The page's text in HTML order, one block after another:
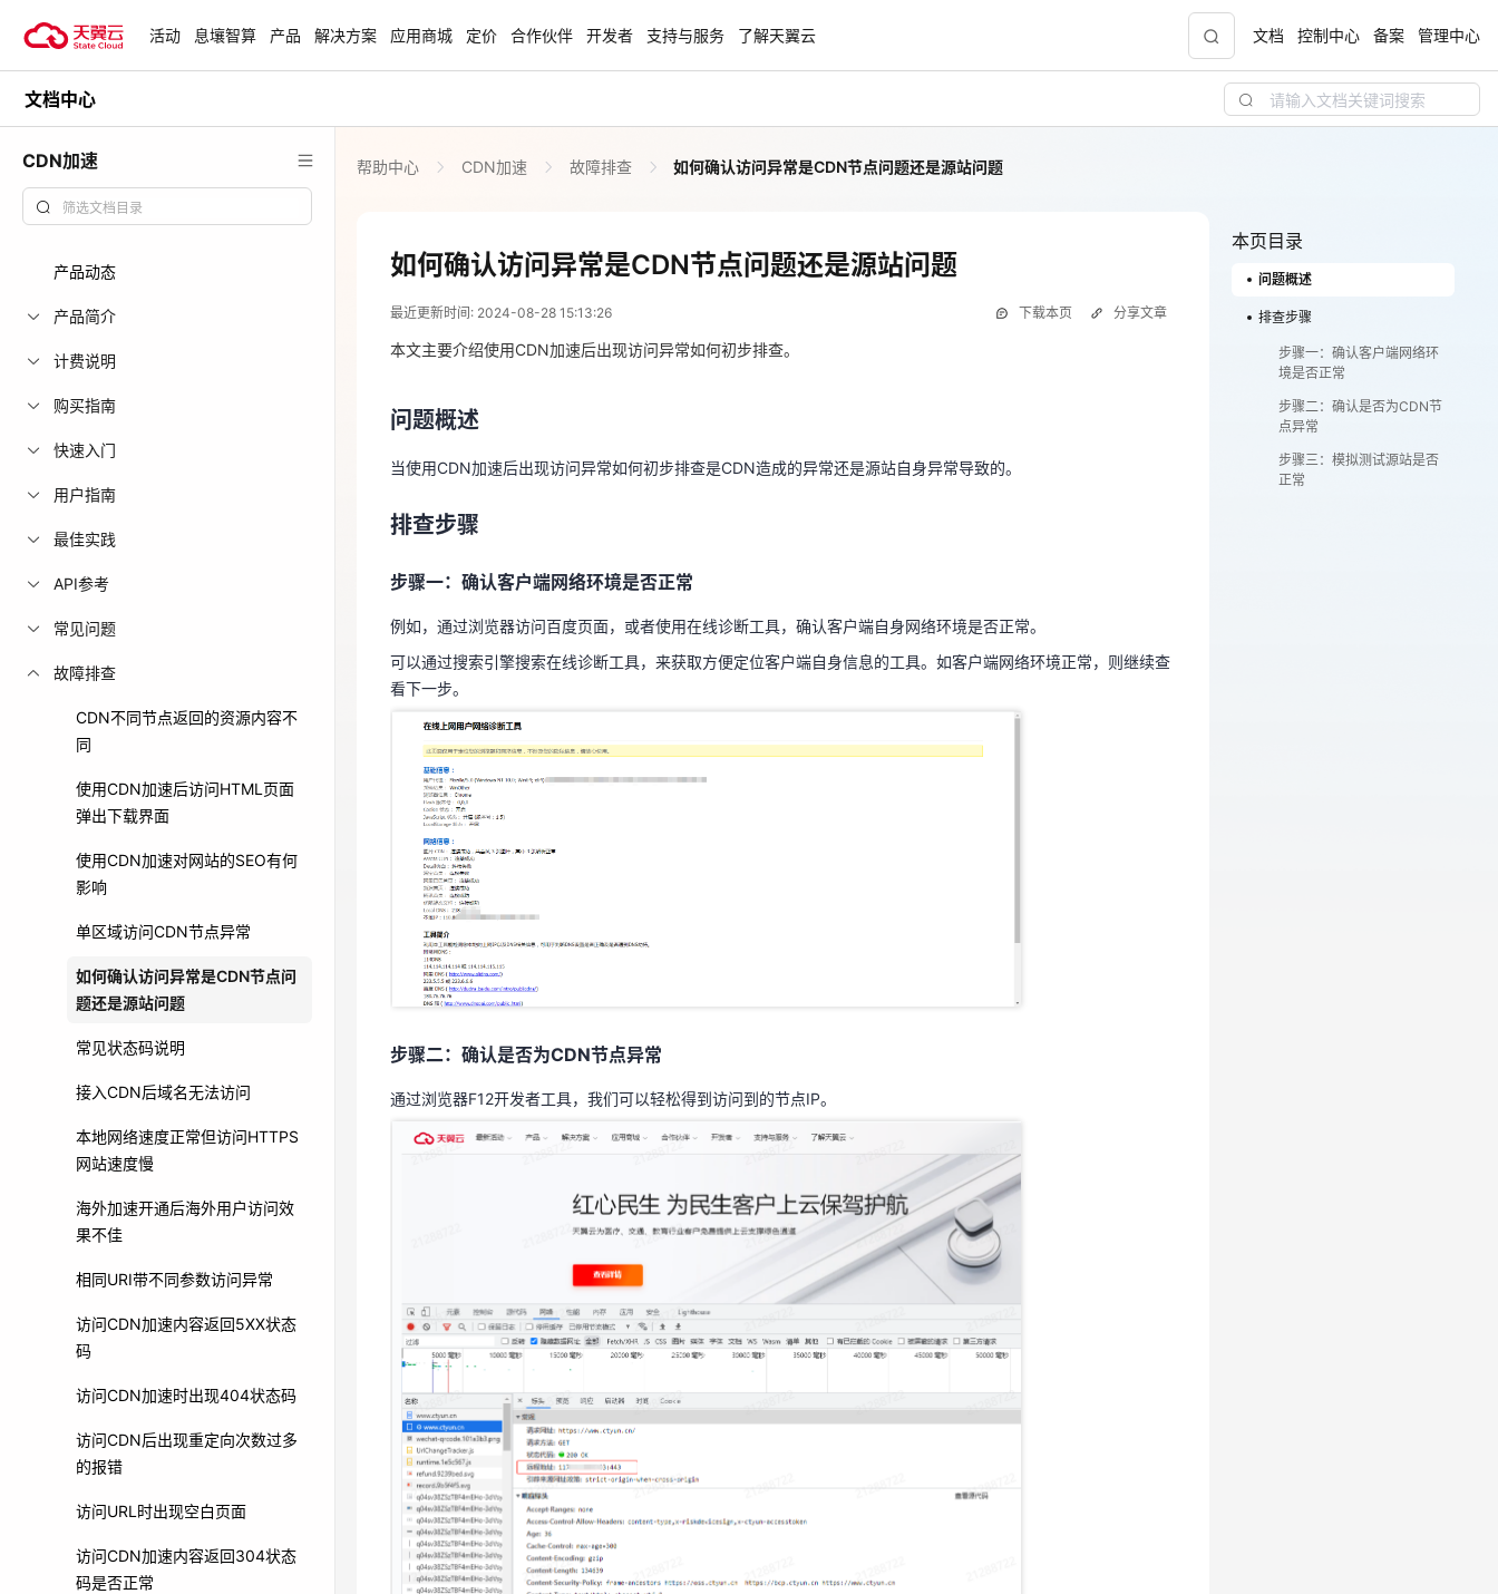
试用，产品折扣等，助您降本增
安全隔离版OpenClaw NEW 聚力AI赋能 天翼云大模型专项
企业出海解决方案
助力您的业务扬帆出海，通达全球！
天翼云信创专区
“一云多芯、一云多态”,国产化软件全面适配，
国产操作系统及硬件芯片支持丰富
国家云助力中小企业腾飞，高额上云补贴重磅
爆款云主机全场特惠，2核4G只要1.8折起！
免费活动
免费试用中心 HOT
多款云产品免费试用，快来开启云上之旅 您的洞察，重塑科技边界
活动 息壤智算 产品 解决方案 应用商城 定价 合作伙伴 开发者 支持与服务 了解天翼云 文档 控制中心 备案 管理中心
文档中心
CDN加速
产品动态
产品简介
计费说明
购买指南
快速入门
用户指南
最佳实践
API参考
常见问题
故障排查
CDN不同节点返回的资源内容不
同
使用CDN加速后访问HTML页面
弹出下载界面
使用CDN加速对网站的SEO有何
影响
单区域访问CDN节点异常
如何确认访问异常是CDN节点问
题还是源站问题
常见状态码说明
接入CDN后域名无法访问
本地网络速度正常但访问HTTPS
网站速度慢
海外加速开通后海外用户访问效
果不佳
相同URI带不同参数访问异常
访问CDN加速内容返回5XX状态
码
访问CDN加速时出现404状态码
访问CDN后出现重定向次数过多
的报错
访问URL时出现空白页面
访问CDN加速内容返回304状态
码是否正常
帮助中心 CDN加速 故障排查 如何确认访问异常是CDN节点问题还是源站问题
如何确认访问异常是CDN节点问题还是源站问题
最近更新时间: 2024-08-28 15:13:26 下载本页
如何确认访问异常是CDN节点问题还是源站问题
2024-08-28 07:13:26
问题概述
可以通过搜索引擎搜索在线诊断工具，来获取方便定位客户端自身信息的工具。如客户端网络环境正常，则继续查
步骤二：确认是否为CDN节点异常
得到节点IP后，判断此IP是否归属于天翼云，详情请见：如何验证IP地址是否属于天翼云CDN节点IP
分享文章
本文主要介绍使用CDN加速后出现访问异常如何初步排查。
问题概述
当使用CDN加速后出现访问异常如何初步排查是CDN造成的异常还是源站自身异常导致的。
排查步骤
步骤一：确认客户端网络环境是否正常
例如，通过浏览器访问百度页面，或者使用在线诊断工具，确认客户端自身网络环境是否正常。
可以通过搜索引擎搜索在线诊断工具，来获取方便定位客户端自身信息的工具。如客户端网络环境正常，则继续查
看下一步。
步骤二：确认是否为CDN节点异常
通过浏览器F12开发者工具，我们可以轻松得到访问到的节点IP。
本页目录
问题概述
排查步骤
步骤一：确认客户端网络环
境是否正常
步骤二：确认是否为CDN节
点异常
步骤三：模拟测试源站是否
正常